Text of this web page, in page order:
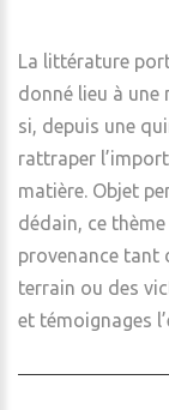
La littérature
donné lieu à une
si, depuis une
rattraper
matière. Objet
dédain, ce
provenance tant
terrain ou des
et témoignages